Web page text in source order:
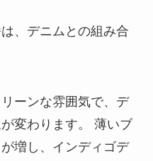
、デニムとの組み合
ーンな雰囲気で、デ
変わります。 薄いブ
増し、インディゴデ